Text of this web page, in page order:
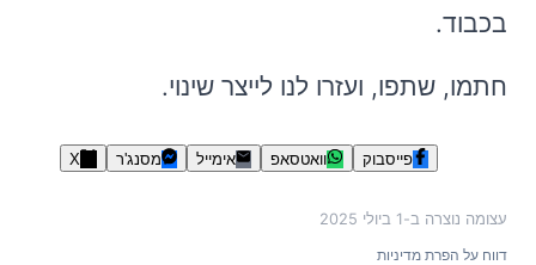
בכבוד.
חתמו, שתפו, ועזרו לנו לייצר שינוי.
פייסבוק וואטסאפ אימייל מסנג'ר X
עצומה נוצרה ב- 1 ביולי 2025
דווח על הפרת מדיניות